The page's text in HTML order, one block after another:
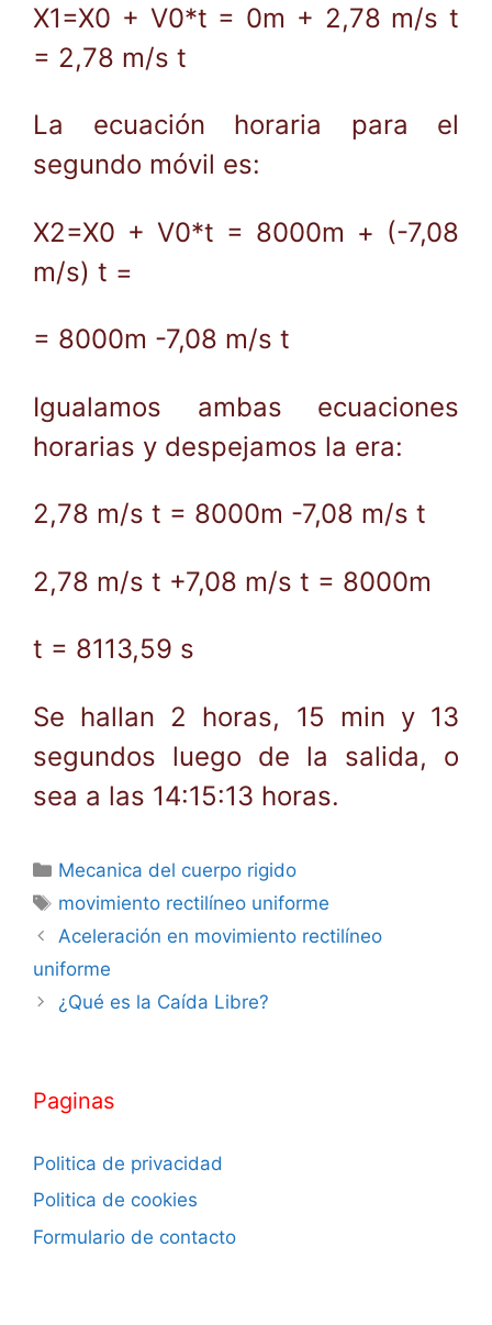
X1=X0 + V0*t = 0m + 2,78 m/s t
= 2,78 m/s t
La ecuación horaria para el
segundo móvil es:
X2=X0 + V0*t = 8000m + (-7,08
m/s) t =
= 8000m -7,08 m/s t
Igualamos ambas ecuaciones
horarias y despejamos la era:
2,78 m/s t = 8000m -7,08 m/s t
2,78 m/s t +7,08 m/s t = 8000m
t = 8113,59 s
Se hallan 2 horas, 15 min y 13
segundos luego de la salida, o
sea a las 14:15:13 horas.
Categorías
Mecanica del cuerpo rigido
Etiquetas
movimiento rectilíneo uniforme
Aceleración en movimiento rectilíneo
uniforme
¿Qué es la Caída Libre?
Paginas
Politica de privacidad
Politica de cookies
Formulario de contacto